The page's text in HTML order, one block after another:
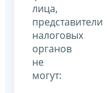
лица,
представители
налоговых
органов
не
могут: